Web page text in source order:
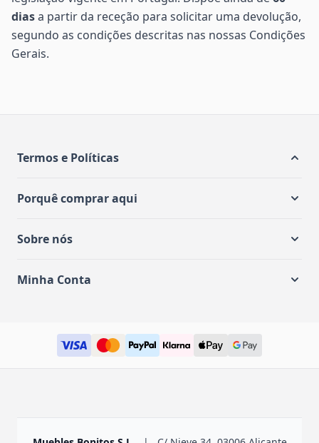
diasa partir da receção para solicitar uma devolução,
segundo as condições descritas nas nossas Condições
Gerais.
Termos e Políticas
Porquê comprar aqui
Sobre nós
Minha Conta